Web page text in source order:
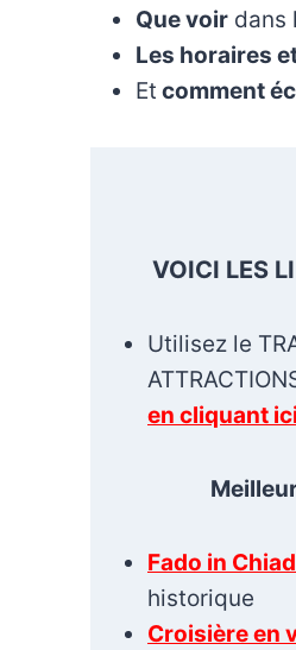
Que voir dans
Les horaires
Et comment
VOICI LES
Utilisez le
en cliquant
Fado in
historique
Croisière en